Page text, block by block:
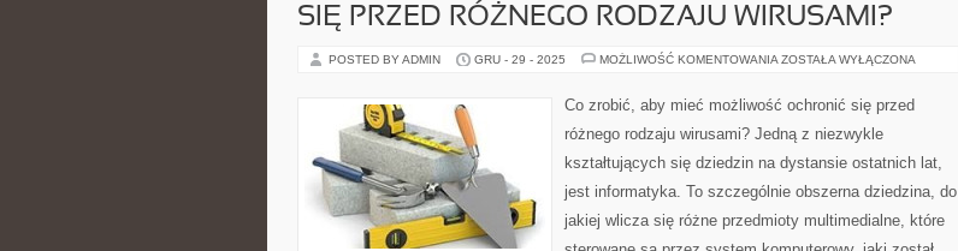
SIĘ PRZED RÓŻNEGO RODZAJU WIRUSAMI?
POSTED BY ADMIN GRU - 29 - 2025 MOŻLIWOŚĆ KOMENTOWANIA CO
MIEĆ
MOŻLIWOŚĆ
SIĘ
RÓŻNEGO
WIRUSAMI?
ZOSTAŁA WYŁĄCZONA
Co zrobić, aby mieć możliwość ochronić się przed
różnego rodzaju wirusami? Jedną z niezwykle
kształtujących się dziedzin na dystansie ostatnich lat,
jest informatyka. To szczególnie obszerna dziedzina, do
jakiej wlicza się różne przedmioty multimedialne, które